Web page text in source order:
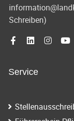
Schreiben)
Service